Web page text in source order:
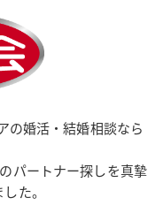
の婚活・結婚相談なら
パートナー探しを真摯
た。